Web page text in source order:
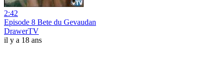
2:42
Episode 8 Bete du Gevaudan
DrawerTV
il y a 18 ans